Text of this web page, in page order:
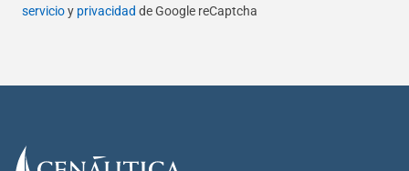
servicioy privacidad de Google reCaptcha